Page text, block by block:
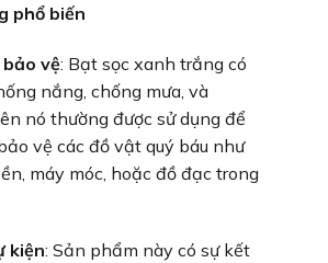
phổ biến
vệ: Bạt sọc xanh trắng có
nắng, chống mưa, và
nó thường được sử dụng để
vệ các đồ vật quý báu như
máy móc, hoặc đồ đạc trong
kiện: Sản phẩm này có sự kết